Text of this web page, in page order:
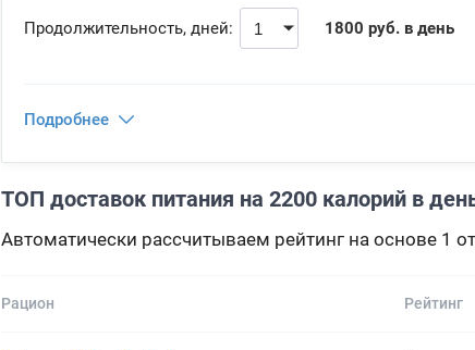
Продолжительность, дней: 1800 руб. в день
Подробнее
ТОП доставок питания на 2200 калорий в
Автоматически рассчитываем рейтинг на основе 1
Рацион Рейтинг